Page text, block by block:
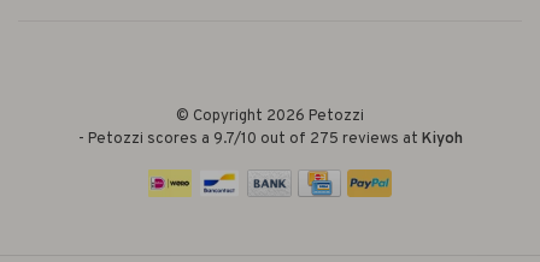
© Copyright 2026 Petozzi
- Petozzi scores a 9.7/10 out of 275 reviews at Kiyoh